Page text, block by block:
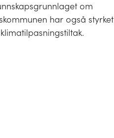
om
har også styrket